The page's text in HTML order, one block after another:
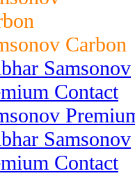
Carbon